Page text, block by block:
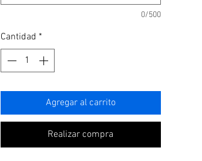
0/500
Cantidad *
Agregar al carrito
Realizar compra